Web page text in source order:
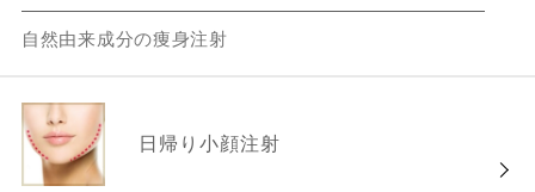
自然由来成分の痩身注射
日帰り小顔注射